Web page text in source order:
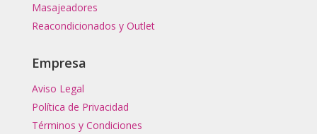
Masajeadores
Reacondicionados y Outlet
Empresa
Aviso Legal
Política de Privacidad
Términos y Condiciones